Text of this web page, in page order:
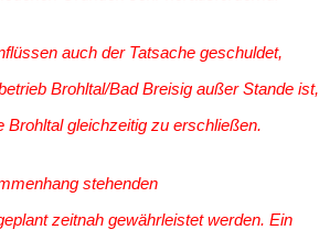
auch der Tatsache geschuldet,
Brohltal/Bad Breisig außer Stande ist,
Brohltal gleichzeitig zu erschließen.
stehenden
zeitnah gewährleistet werden. Ein